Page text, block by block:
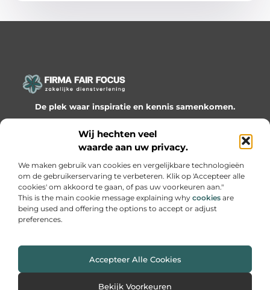
Wij hechten veel
waarde aan uw privacy.
We maken gebruik van cookies en vergelijkbare technologieën
om de gebruikerservaring te verbeteren. Klik op 'Accepteer alle
cookies' om akkoord te gaan, of pas uw voorkeuren aan."
This is the main cookie message explaining why cookies are
being used and offering the options to accept or adjust
preferences.
Accepteer Alle Cookies
Bekijk Voorkeuren
De plek waar inspiratie en kennis samenkomen.
Ontdek onze blogs en artikelen en laat je verrassen door
waardevolle inzichten en nieuwe ideeën!
Bericht categorie
Onze informatie
Cookiebeleid (EU)